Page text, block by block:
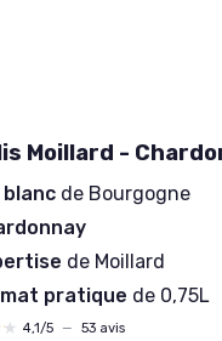
Moillard -
blanc de Bourgogne
de Moillard
pratique de 0,75L
4,1/5 — 53 avis